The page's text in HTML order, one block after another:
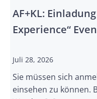
AF+KL:
Experience“
Juli 28, 2026
Sie müssen sich
einsehen zu können.